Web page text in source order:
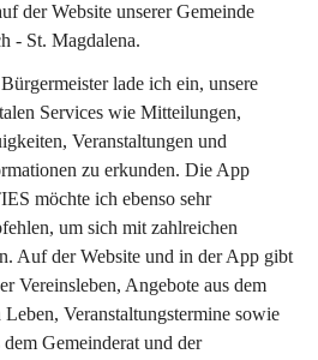
der Website unserer Gemeinde
- St. Magdalena.
lade ich ein, unsere
Services wie Mitteilungen,
Veranstaltungen und
zu erkunden. Die App
möchte ich ebenso sehr
um sich mit zahlreichen
Auf der Website und in der App gibt
Vereinsleben, Angebote aus dem
Veranstaltungstermine sowie
Gemeinderat und der